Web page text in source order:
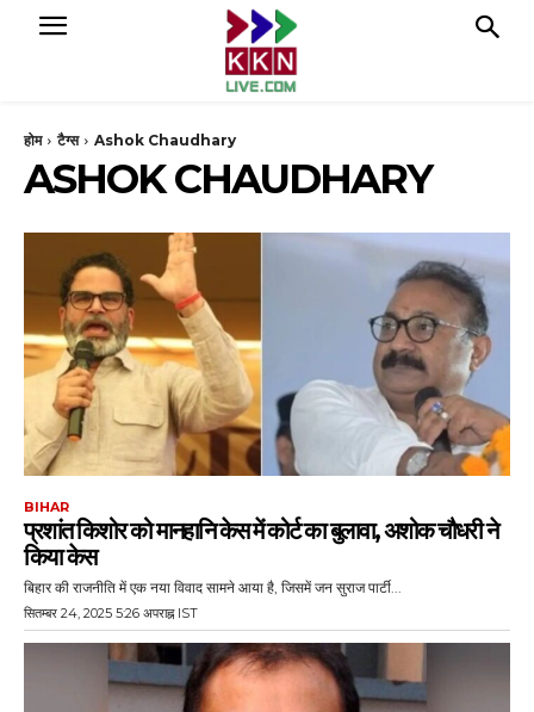
होम टैग्स Ashok Chaudhary
ASHOK CHAUDHARY
BIHAR
प्रशांत किशोर को मानहानि केस में कोर्ट का बुलावा, अशोक चौधरी ने
किया केस
बिहार की राजनीति में एक नया विवाद सामने आया है, जिसमें जन सुराज पार्टी...
सितम्बर 24, 2025 5:26 अपराह्न IST